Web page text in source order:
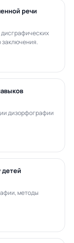
речи
заключения.
дизорфографии
методы